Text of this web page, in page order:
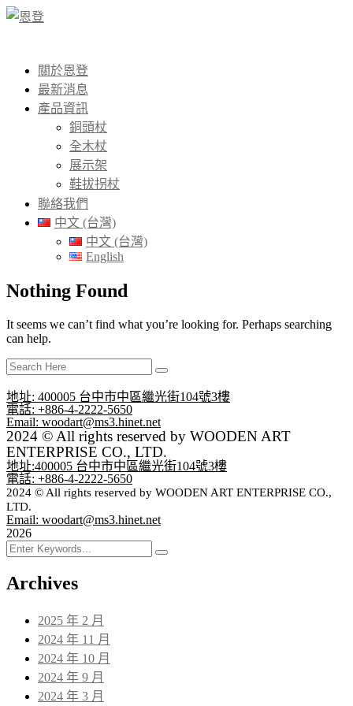
關於恩登
最新消息
產品資訊
銅頭杖
全木杖
展示架
鞋拔拐杖
聯絡我們
中文 (台灣)
中文 (台灣)
English
Nothing Found
It seems we can’t find what you’re looking for. Perhaps searching
can help.
地址: 400005 台中市中區繼光街104號3樓
電話: +886-4-2222-5650
Email: woodart@ms3.hinet.net
2024 © All rights reserved by WOODEN ART
ENTERPRISE CO., LTD.
地址:400005 台中市中區繼光街104號3樓
電話: +886-4-2222-5650
2024 © All rights reserved by WOODEN ART ENTERPRISE CO.,
LTD.
Email: woodart@ms3.hinet.net
2026
Archives
2025 年 2 月
2024 年 11 月
2024 年 10 月
2024 年 9 月
2024 年 3 月